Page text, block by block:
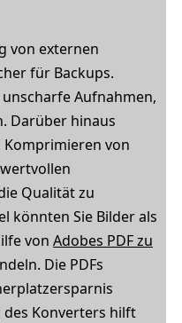
von externen
für Backups.
Aufnahmen,
Darüber hinaus
von
Qualität zu
könnten Sie Bilder als
von Adobes PDF zu
Die PDFs
Konverters hilft